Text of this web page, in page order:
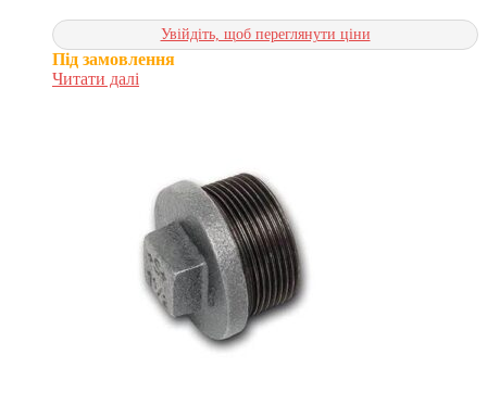
Увійдіть, щоб переглянути ціни
Під замовлення
Читати далі